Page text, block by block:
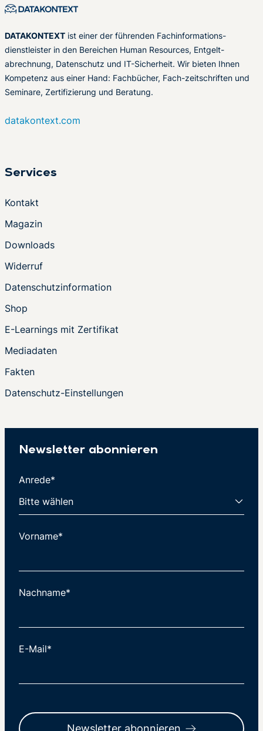
DATAKONTEXT ist einer der führenden Fachinformations-
dienstleister in den Bereichen Human Resources, Entgelt-
abrechnung, Datenschutz und IT-Sicherheit. Wir bieten Ihnen
Kompetenz aus einer Hand: Fachbücher, Fach-zeitschriften und
Seminare, Zertifizierung und Beratung.
datakontext.com
Services
Kontakt
Magazin
Downloads
Widerruf
Datenschutzinformation
Shop
E-Learnings mit Zertifikat
Mediadaten
Fakten
Datenschutz-Einstellungen
Newsletter abonnieren
Anrede*
Vorname*
Nachname*
E-Mail*
Newsletter abonnieren